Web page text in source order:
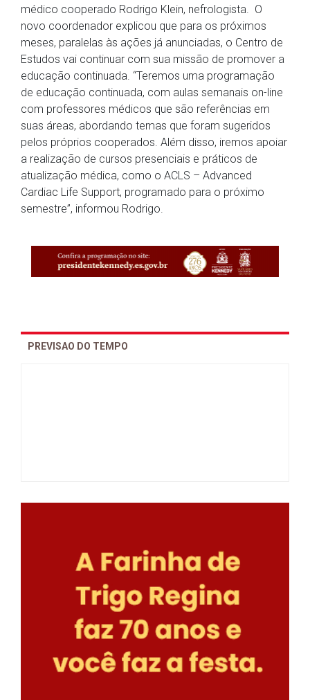
médico cooperado Rodrigo Klein, nefrologista. O
novo coordenador explicou que para os próximos
meses, paralelas às ações já anunciadas, o Centro de
Estudos vai continuar com sua missão de promover a
educação continuada. “Teremos uma programação
de educação continuada, com aulas semanais on-line
com professores médicos que são referências em
suas áreas, abordando temas que foram sugeridos
pelos próprios cooperados. Além disso, iremos apoiar
a realização de cursos presenciais e práticos de
atualização médica, como o ACLS – Advanced
Cardiac Life Support, programado para o próximo
semestre”, informou Rodrigo.
PREVISAO DO TEMPO